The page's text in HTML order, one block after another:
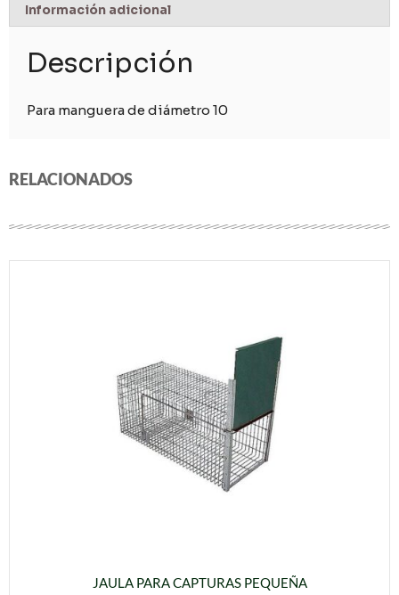
Información adicional
Descripción
Para manguera de diámetro 10
RELACIONADOS
JAULA PARA CAPTURAS PEQUEÑA